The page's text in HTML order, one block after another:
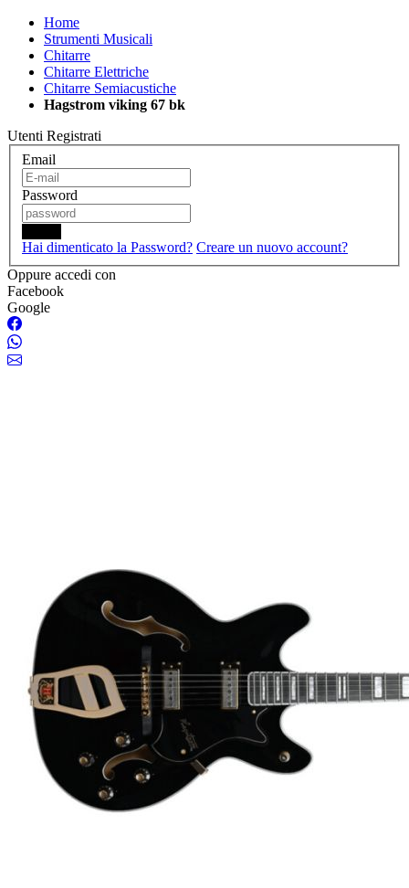
Home
Strumenti Musicali
Chitarre
Chitarre Elettriche
Chitarre Semiacustiche
Hagstrom viking 67 bk
Utenti Registrati
Email
Password
Hai dimenticato la Password? Creare un nuovo account?
Oppure accedi con
Facebook
Google